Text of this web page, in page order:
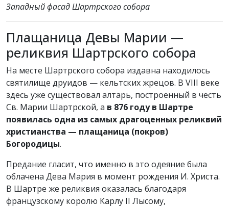
Западный фасад Шартрского собора
Плащаница Девы Марии —
реликвия Шартрского собора
На месте Шартрского собора издавна находилось
святилище друидов — кельтских жрецов. В VIII веке
здесь уже существовал алтарь, построенный в честь
Св. Марии Шартрской, а в 876 году в Шартре
появилась одна из самых драгоценных реликвий
христианства — плащаница (покров)
Богородицы.
Предание гласит, что именно в это одеяние была
облачена Дева Мария в момент рождения И. Христа.
В Шартре же реликвия оказалась благодаря
французскому королю Карлу II Лысому,